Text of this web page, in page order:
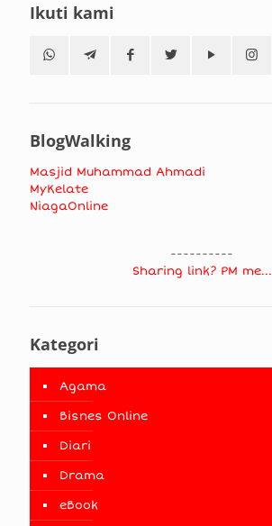
Ikuti kami
BlogWalking
Masjid Muhammad Ahmadi
MyKelate
NiagaOnline
----------
Sharing link? PM me...
Kategori
Agama
Bisnes Online
Diari
Drama
eBook